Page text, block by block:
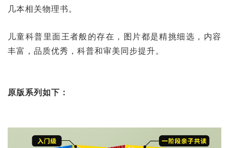
几本相关物理书。
儿童科普里面王者般的存在，图片都是精挑细选，内容
丰富，品质优秀，科普和审美同步提升。
原版系列如下：